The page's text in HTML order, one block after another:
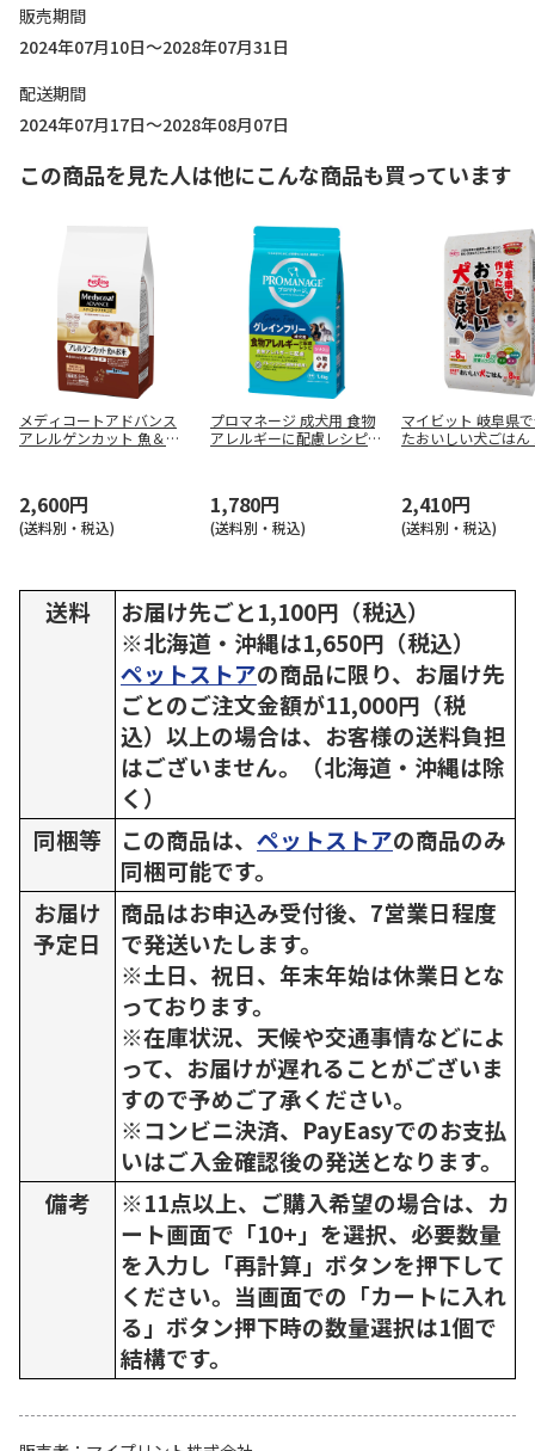
販売期間
2024年07月10日～2028年07月31日
配送期間
2024年07月17日～2028年08月07日
この商品を見た人は他にこんな商品も買っています
メディコートアドバンス
アレルゲンカット 魚＆お
2,600円
(送料別・税込)
プロマネージ 成犬用 食物
アレルギーに配慮レシピ
1,780円
(送料別・税込)
マイビット 岐阜県
たおいしい犬ごはん
2,410円
(送料別・税込)
送料
お届け先ごと1,100円（税込）
※北海道・沖縄は1,650円（税込）
ペットストアの商品に限り、お届け先
ごとのご注文金額が11,000円（税
込）以上の場合は、お客様の送料負担
はございません。（北海道・沖縄は除
く）
同梱等
この商品は、 ペットストアの商品のみ
同梱可能です。
お届け
予定日
商品はお申込み受付後、7営業日程度
で発送いたします。
※土日、祝日、年末年始は休業日とな
っております。
※在庫状況、天候や交通事情などによ
って、お届けが遅れることがございま
すので予めご了承ください。
※コンビニ決済、PayEasyでのお支払
いはご入金確認後の発送となります。
備考
※11点以上、ご購入希望の場合は、カ
ート画面で「10+」を選択、必要数量
を入力し「再計算」ボタンを押下して
ください。当画面での「カートに入れ
る」ボタン押下時の数量選択は1個で
結構です。